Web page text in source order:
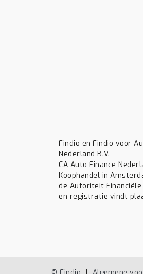
Findio en Findio voor
Nederland B.V.
CA Auto Finance
Koophandel in
de Autoriteit
en registratie vindt